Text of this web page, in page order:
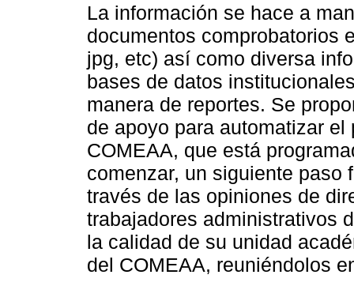
La información se hace a
documentos comprobatorios
jpg, etc) así como diversa
bases de datos
manera de reportes. Se
de apoyo para automatizar
COMEAA, que está
comenzar, un siguiente paso
través de las opiniones de
trabajadores administrativos
la calidad de su unidad
del COMEAA, reuniéndolos